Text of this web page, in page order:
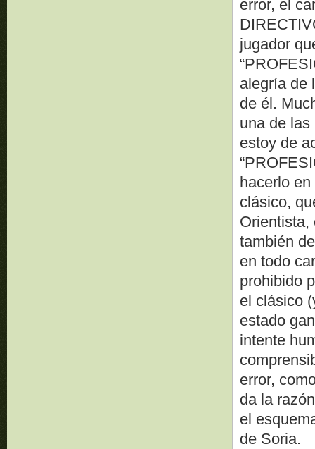
error, el
jugador
alegría de
de él.
una de
estoy de
hacerlo
clásico,
Orientista,
también
en todo
prohibido
el clásico
estado
intente
error,
da la
el
de Soria.